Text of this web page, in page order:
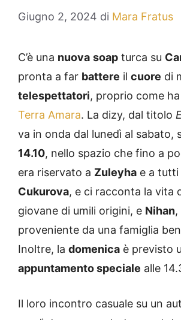
Giugno 2, 2024 di Mara Fratus
C’è una nuova soap turca su
pronta a far battere il cuore di
telespettatori, proprio come
Terra Amara. La dizy, dal titolo
va in onda dal lunedì al sabato,
14.10, nello spazio che fino a
era riservato a Zuleyha e a
Cukurova, e ci racconta la vita
giovane di umili origini, e Nihan,
proveniente da una famiglia
Inoltre, la domenica è previsto
appuntamento speciale alle
Il loro incontro casuale su un